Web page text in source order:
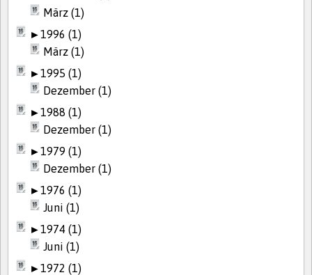
März (1)
►1996 (1)
März (1)
►1995 (1)
Dezember (1)
►1988 (1)
Dezember (1)
►1979 (1)
Dezember (1)
►1976 (1)
Juni (1)
►1974 (1)
Juni (1)
►1972 (1)